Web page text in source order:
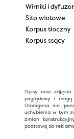
Wirniki i
Sito wlotowe
Korpus tłoczny
Korpus ssący
Opisy oraz zdjęcia
poglądowy i
Omnigena nie
uchybienia w tym
zmian
podstawą do